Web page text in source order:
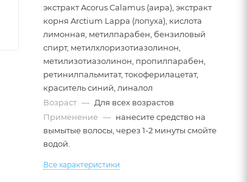
экстракт Acorus Calamus (аира), экстракт
корня Arctium Lappa (лопуха), кислота
лимонная, метилпарабен, бензиловый
спирт, метилхлоризотиазолинон,
метилизотиазолинон, пропилпарабен,
ретинилпальмитат, токоферилацетат,
краситель синий, линалол
Возраст — Для всех возрастов
Применение — нанесите средство на
вымытые волосы, через 1-2 минуты смойте
водой.
Все характеристики